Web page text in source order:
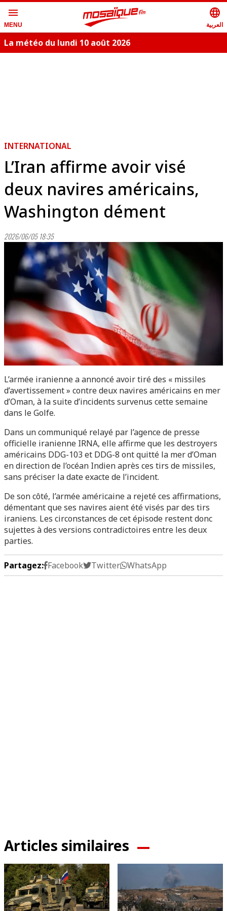
menu
MENU
language
العربية
La météo du lundi 10 août 2026
INTERNATIONAL
L’Iran affirme avoir visé
deux navires américains,
Washington dément
2026/06/05 18:35
L’armée iranienne a annoncé avoir tiré des « missiles
d’avertissement » contre deux navires américains en mer
d’Oman, à la suite d’incidents survenus cette semaine
dans le Golfe.
Dans un communiqué relayé par l’agence de presse
officielle iranienne IRNA, elle affirme que les destroyers
américains DDG-103 et DDG-8 ont quitté la mer d’Oman
en direction de l’océan Indien après ces tirs de missiles,
sans préciser la date exacte de l’incident.
De son côté, l’armée américaine a rejeté ces affirmations,
démentant que ses navires aient été visés par des tirs
iraniens. Les circonstances de cet épisode restent donc
sujettes à des versions contradictoires entre les deux
parties.
Partagez: Facebook Twitter WhatsApp
Articles similaires